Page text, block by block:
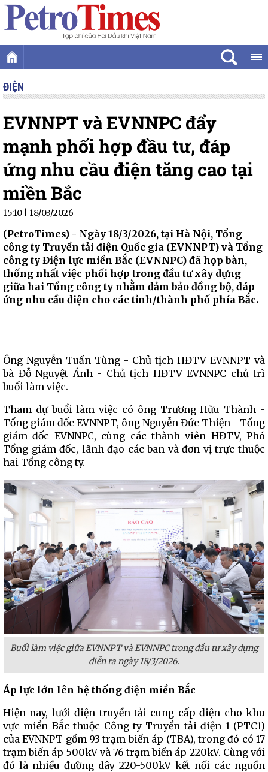
ĐIỆN
EVNNPT và EVNNPC đẩy
mạnh phối hợp đầu tư, đáp
ứng nhu cầu điện tăng cao tại
miền Bắc
15:10 | 18/03/2026
(PetroTimes) - Ngày 18/3/2026, tại Hà Nội, Tổng
công ty Truyền tải điện Quốc gia (EVNNPT) và Tổng
công ty Điện lực miền Bắc (EVNNPC) đã họp bàn,
thống nhất việc phối hợp trong đầu tư xây dựng
giữa hai Tổng công ty nhằm đảm bảo đồng bộ, đáp
ứng nhu cầu điện cho các tỉnh/thành phố phía Bắc.
Ông Nguyễn Tuấn Tùng - Chủ tịch HĐTV EVNNPT và
bà Đỗ Nguyệt Ánh - Chủ tịch HĐTV EVNNPC chủ trì
buổi làm việc.
Tham dự buổi làm việc có ông Trương Hữu Thành -
Tổng giám đốc EVNNPT, ông Nguyễn Đức Thiện - Tổng
giám đốc EVNNPC, cùng các thành viên HĐTV, Phó
Tổng giám đốc, lãnh đạo các ban và đơn vị trực thuộc
hai Tổng công ty.
Buổi làm việc giữa EVNNPT và EVNNPC trong đầu tư xây dựng
diễn ra ngày 18/3/2026.
Áp lực lớn lên hệ thống điện miền Bắc
Hiện nay, lưới điện truyền tải cung cấp điện cho khu
vực miền Bắc thuộc Công ty Truyền tải điện 1 (PTC1)
của EVNNPT gồm 93 trạm biến áp (TBA), trong đó có 17
trạm biến áp 500kV và 76 trạm biến áp 220kV. Cùng với
đó là nhiều đường dây 220-500kV kết nối các nguồn